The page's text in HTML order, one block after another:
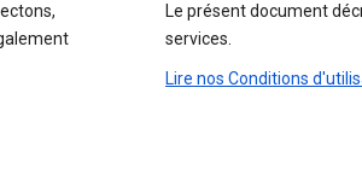
Le présent document
services.
Lire nos Conditions